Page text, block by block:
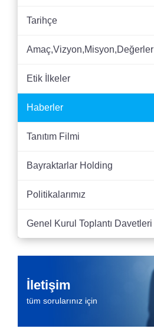
Tarihçe
Amaç,Vizyon,Misyon,Değerler
Etik İlkeler
Haberler
Tanıtım Filmi
Bayraktarlar Holding
Politikalarımız
Genel Kurul Toplantı Davetleri
İletişim
tüm sorularınız için